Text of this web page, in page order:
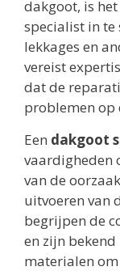
dakgoot, is
specialist in te
lekkages en
vereist
dat de
problemen op
Een dakgoot
vaardigheden
van de
uitvoeren van
begrijpen de
en zijn
materialen